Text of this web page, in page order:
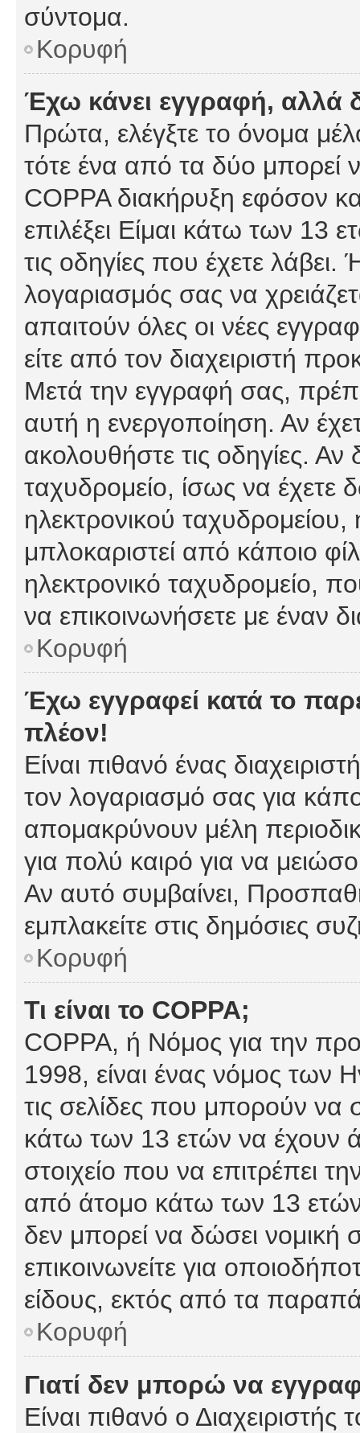
σύντομα.
Κορυφή
Έχω κάνει εγγραφή,
Πρώτα, ελέγξτε το όνομα
τότε ένα από τα δύο μπορεί
COPPA διακήρυξη εφόσον
επιλέξει Είμαι κάτω των 13
τις οδηγίες που έχετε λάβει.
λογαριασμός σας να
απαιτούν όλες οι νέες
είτε από τον διαχειριστή
Μετά την εγγραφή σας,
αυτή η ενεργοποίηση. Αν
ακολουθήστε τις οδηγίες. Αν
ταχυδρομείο, ίσως να έχετε
ηλεκτρονικού ταχυδρομείου,
μπλοκαριστεί από κάποιο
ηλεκτρονικό ταχυδρομείο,
να επικοινωνήσετε με έναν
Κορυφή
Έχω εγγραφεί κατά το
πλέον!
Είναι πιθανό ένας
τον λογαριασμό σας για
απομακρύνουν μέλη
για πολύ καιρό για να
Αν αυτό συμβαίνει,
εμπλακείτε στις δημόσιες
Κορυφή
Τι είναι το COPPA;
COPPA, ή Νόμος για την
1998, είναι ένας νόμος των
τις σελίδες που μπορούν να
κάτω των 13 ετών να έχουν
στοιχείο που να επιτρέπει
από άτομο κάτω των 13
δεν μπορεί να δώσει νομική
επικοινωνείτε για
είδους, εκτός από τα
Κορυφή
Γιατί δεν μπορώ να
Είναι πιθανό ο